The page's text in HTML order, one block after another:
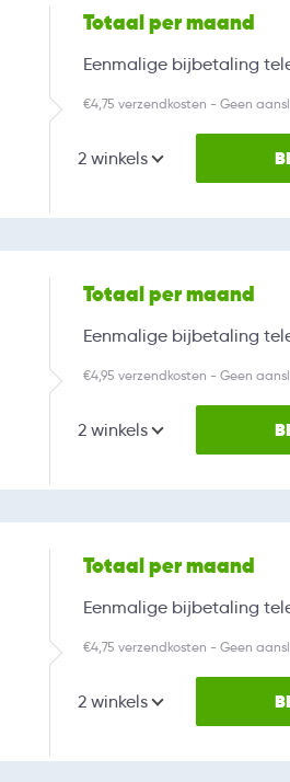
Totaal per maand
Eenmalige bijbetaling
€4,75 verzendkosten - Geen
2 winkels
Totaal per maand
Eenmalige bijbetaling
€4,95 verzendkosten - Geen
2 winkels
Totaal per maand
Eenmalige bijbetaling
€4,75 verzendkosten - Geen
2 winkels